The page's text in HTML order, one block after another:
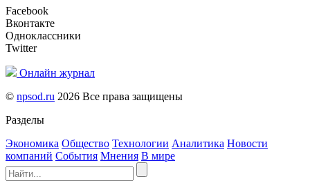
Facebook
Вконтакте
Одноклассники
Twitter
Онлайн журнал
© npsod.ru 2026 Все права защищены
Разделы
Экономика Общество Технологии Аналитика Новости
компаний События Мнения В мире